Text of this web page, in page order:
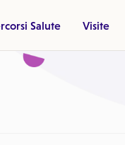
Salute Visite